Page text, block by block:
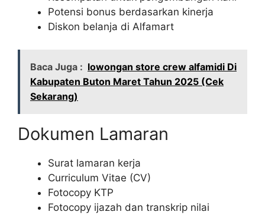
Potensi bonus berdasarkan kinerja
Diskon belanja di Alfamart
Baca Juga : lowongan store crew alfamidi Di
Kabupaten Buton Maret Tahun 2025 (Cek
Sekarang)
Dokumen Lamaran
Surat lamaran kerja
Curriculum Vitae (CV)
Fotocopy KTP
Fotocopy ijazah dan transkrip nilai